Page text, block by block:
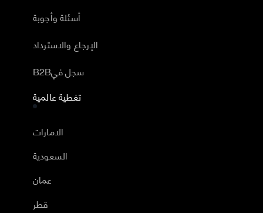
أسئلة وأجوبة
الإرجاع والاسترداد
B2Bسجل في
تغطية عالمية
الامارات
السعودية
عمان
قطر